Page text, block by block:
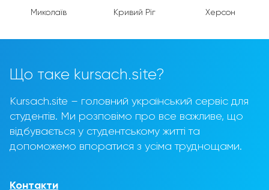
Миколаїв Кривий Ріг Херсон
Що таке kursach.site?
Kursach.site – головний український сервіс для
студентів. Ми розповімо про все важливе, що
відбувається у студентському житті та
допоможемо впоратися з усіма труднощами.
Контакти